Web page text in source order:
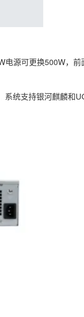
源可更换500W，前
统支持银河麒麟和